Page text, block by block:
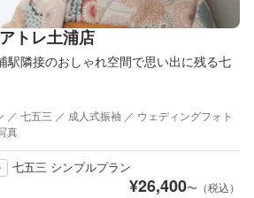
トレ土浦店
駅隣接のおしゃれ空間で思い出に残る七
／ 七五三 ／ 成人式振袖 ／ ウェディングフォト
真
七五三 シンプルプラン
¥26,400〜（税込）